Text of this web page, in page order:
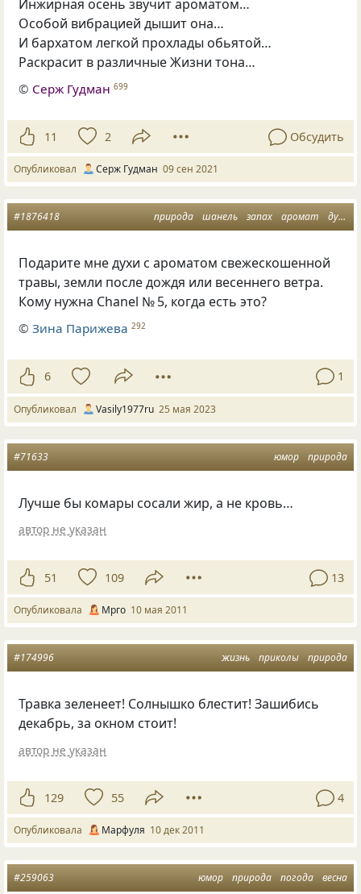
Инжирная осень звучит ароматом…
Особой вибрацией дышит она…
И бархатом легкой прохлады обьятой…
Раскрасит в различные Жизни тона…
© Серж Гудман 699
11 2 Обсудить
Опубликовал Серж Гудман 09 сен 2021
природа шанель запах аромат духи
#1876418
Подарите мне духи с ароматом свежескошенной
травы, земли после дождя или весеннего ветра.
Кому нужна Chanel № 5, когда есть это?
©Зина Парижева 292
6 1
Опубликовал Vasily1977ru 25 мая 2023
юмор природа
#71633
Лучше бы комары сосали жир, а не кровь…
автор не указан
51 109 13
Опубликовала Мрго 10 мая 2011
жизнь приколы природа
#174996
Травка зеленеет! Солнышко блестит! Зашибись
декабрь, за окном стоит!
автор не указан
129 55 4
Опубликовала Марфуля 10 дек 2011
юмор природа погода весна
#259063